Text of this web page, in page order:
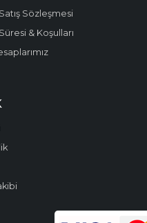
Sözleşmesi
& Koşulları